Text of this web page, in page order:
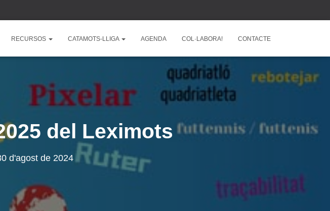
RECURSOS CATAMOTS-LLIGA AGENDA COL·LABORA! CONTACTE
del Leximots
d'agost de 2024